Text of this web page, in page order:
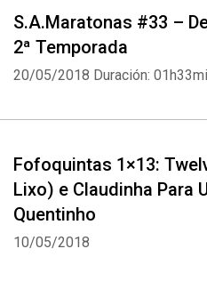
S.A.Maratonas #33 –
2ª Temporada
20/05/2018 Duración:
Fofoquintas 1×13:
Lixo) e Claudinha Para
Quentinho
10/05/2018